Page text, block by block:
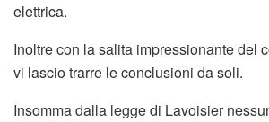
elettrica.
Inoltre con la salita impressionante del
vi lascio trarre le conclusioni da soli.
Insomma dalla legge di Lavoisier